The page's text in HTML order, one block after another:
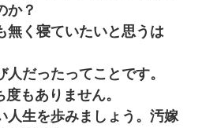
50くらいのオッサン、強烈だっ
伝統だから。お前も彫れ」 → 結果…
→衝撃の事実が判明したｗｗｗｗｗ
か？
無く寝ていたいと思うは
だったってことです。
もありません。
人生を歩みましょう。汚嫁